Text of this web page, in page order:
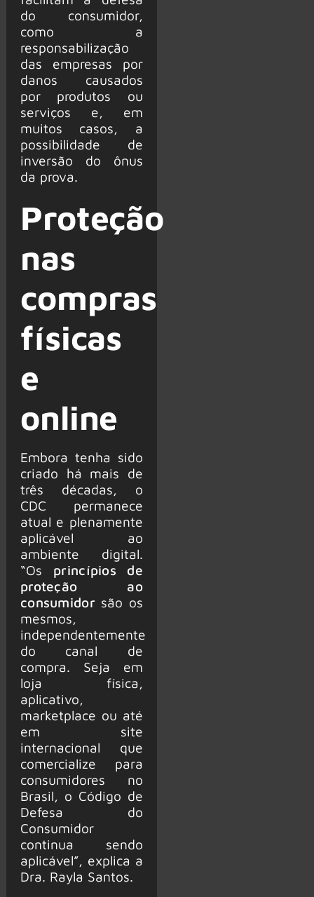
do consumidor,
como a
responsabilização
das empresas por
danos causados
por produtos ou
serviços e, em
muitos casos, a
possibilidade de
inversão do ônus
da prova.
Proteção
nas
compras
físicas
e
online
Embora tenha sido
criado há mais de
três décadas, o
CDC permanece
atual e plenamente
aplicável ao
ambiente digital.
“Os princípios de
proteção ao
consumidor são os
mesmos,
independentemente
do canal de
compra. Seja em
loja física,
aplicativo,
marketplace ou até
em site
internacional que
comercialize para
consumidores no
Brasil, o Código de
Defesa do
Consumidor
continua sendo
aplicável”, explica a
Dra. Rayla Santos.